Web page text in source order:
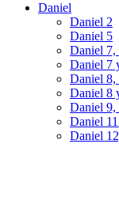
Daniel
Daniel 2
Daniel 5
Daniel 7,
Daniel 7
Daniel 8,
Daniel 8
Daniel 9,
Daniel
Daniel